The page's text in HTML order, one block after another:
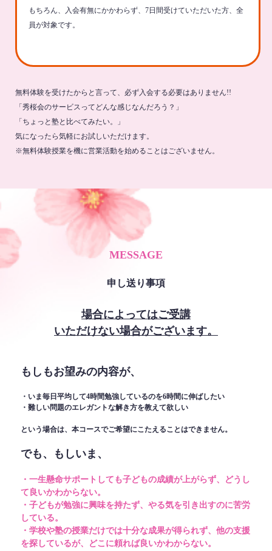
もちろん、入会有無にかかわらず、7日間受けていただいた方、全
員が対象です。
無料体験を受けたからと言って、必ず入会する必要はありません!!
「秀桜会のサービスってどんな感じなんだろう？」
「ちょっと塾と比べてみたい。」
気になったら気軽にお試しいただけます。
※無料体験授業を機に営業活動を始めることはございません。
MESSAGE
申し送り事項
場合によってはご受講
いただけない場合がございます。
もしもお望みの内容が、
・いま毎日平均して4時間勉強しているのを6時間に伸ばしたい
・難しい問題のエレガントな解き方を教えて欲しい
という場合は、本コースでご希望にこたえることはできません。
でも、もしいま、
・一生懸命サポートしても子どもの成績が上がらず、どうし
て良いかわからない。
・子どもが勉強に興味を持たず、やる気を引き出すのに苦労
している。
・学校や塾の授業だけでは十分な成果が得られず、他の支援
を探しているが、どこに頼れば良いかわからない。